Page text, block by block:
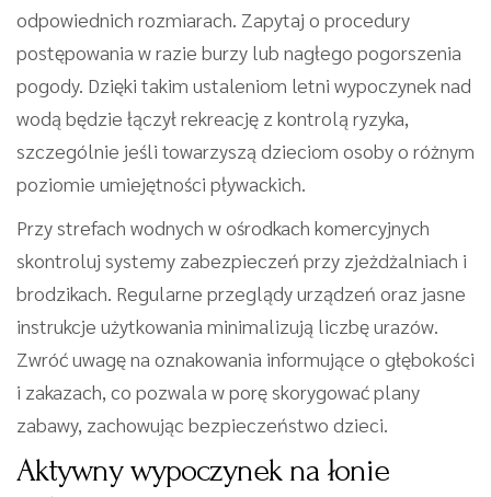
odpowiednich rozmiarach. Zapytaj o procedury
postępowania w razie burzy lub nagłego pogorszenia
pogody. Dzięki takim ustaleniom letni wypoczynek nad
wodą będzie łączył rekreację z kontrolą ryzyka,
szczególnie jeśli towarzyszą dzieciom osoby o różnym
poziomie umiejętności pływackich.
Przy strefach wodnych w ośrodkach komercyjnych
skontroluj systemy zabezpieczeń przy zjeżdżalniach i
brodzikach. Regularne przeglądy urządzeń oraz jasne
instrukcje użytkowania minimalizują liczbę urazów.
Zwróć uwagę na oznakowania informujące o głębokości
i zakazach, co pozwala w porę skorygować plany
zabawy, zachowując bezpieczeństwo dzieci.
Aktywny wypoczynek na łonie